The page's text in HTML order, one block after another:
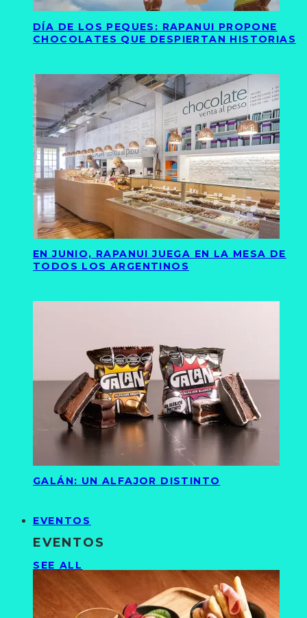
DÍA DE LOS PEQUES: RAPANUI PROPONE
CHOCOLATES QUE DESPIERTAN HISTORIAS
EN JUNIO, RAPANUI JUEGA EN LA MESA DE
TODOS LOS ARGENTINOS
GALÁN: UN ALFAJOR DISTINTO
EVENTOS
EVENTOS
SEE ALL